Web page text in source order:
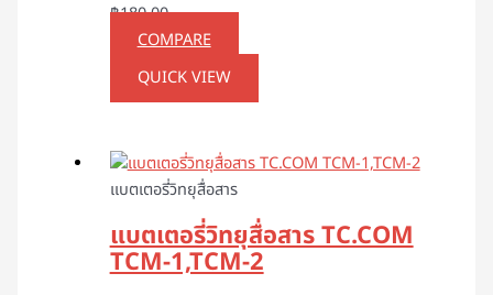
฿180.00
COMPARE
QUICK VIEW
แบตเตอรี่วิทยุสื่อสาร
แบตเตอรี่วิทยุสื่อสาร TC.COM
TCM-1,TCM-2